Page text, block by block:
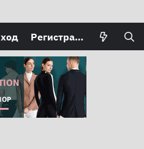
Регистрация